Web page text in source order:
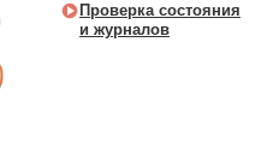
Проверка состояния
и журналов